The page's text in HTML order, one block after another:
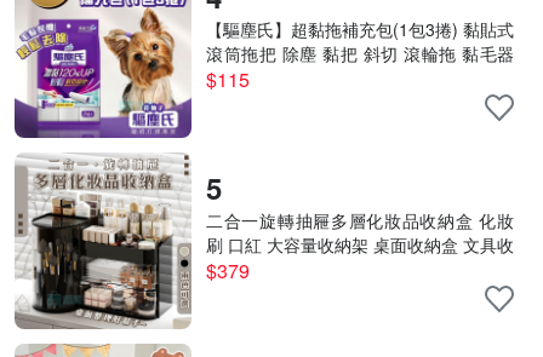
【驅塵氏】超黏拖補充包(1包3捲) 黏貼式
滾筒拖把 除塵 黏把 斜切 滾輪拖 黏毛器
好撕 超強黏力
$115
5
二合一旋轉抽屜多層化妝品收納盒 化妝
刷 口紅 大容量收納架 桌面收納盒 文具收
納
$379